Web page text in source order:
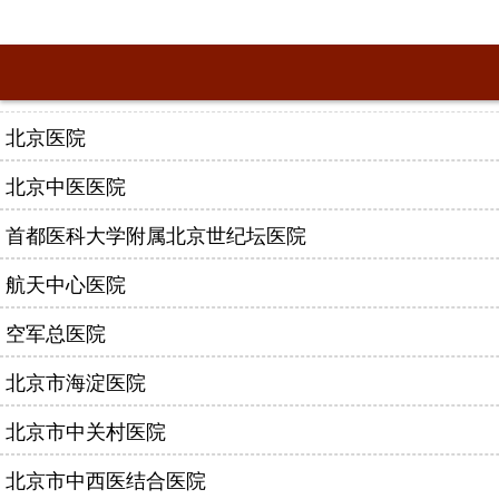
北京医院
北京中医医院
首都医科大学附属北京世纪坛医院
航天中心医院
空军总医院
北京市海淀医院
北京市中关村医院
北京市中西医结合医院